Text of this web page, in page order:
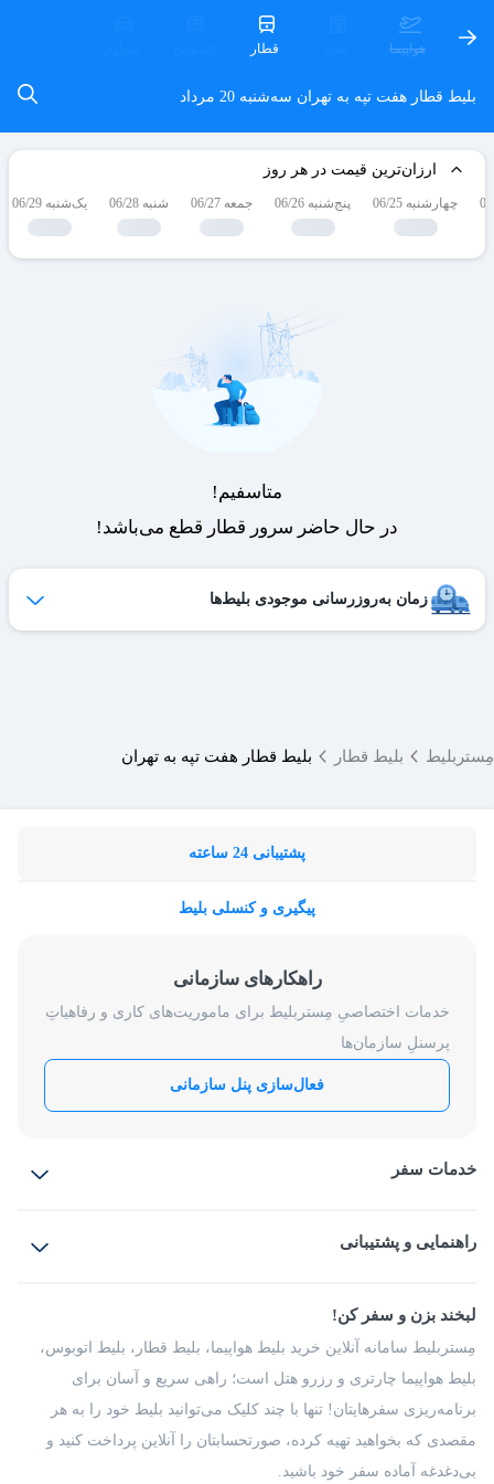
هواپیما قطار
بلیط قطار هفت تپه به تهران سه‌شنبه 20 مرداد
ارزان‌ترین قیمت در هر روز
چهارشنبه 06/25 پنج‌شنبه 06/26 جمعه 06/27 شنبه 06/28 یک‌شنبه 06/29
زمان به‌روزرسانی موجودی بلیط‌ها
متاسفیم!
در حال حاضر سرور قطار قطع می‌باشد!
مِستربلیط بلیط قطار بلیط قطار هفت تپه به تهران
پشتیبانی 24 ساعته
پیگیری و کنسلی بلیط
راهکارهای سازمانی
خدمات اختصاصیِ مِستربلیط برای ماموریت‌های کاری و رفاهیاتِ
پرسنلِ سازمان‌ها
فعال‌سازی پنل سازمانی
خدمات سفر
بلیط قطار
راهنمایی و پشتیبانی
شرایط و مقررات
راهکار سازمانی
فرصت‌های شغلی
درباره ما
لبخند بزن و سفر کن!
مِستربلیط سامانه آنلاین خرید بلیط هواپیما، بلیط قطار، بلیط اتوبوس،
بلیط هواپیما چارتری و رزرو هتل است؛ راهی سریع و آسان برای
برنامه‌ریزی سفرهایتان! تنها با چند کلیک می‌توانید بلیط خود را به هر
مقصدی که بخواهید تهیه کرده، صورتحسابتان را آنلاین پرداخت کنید و
بی‌دغدغه آماده سفر خود باشید.